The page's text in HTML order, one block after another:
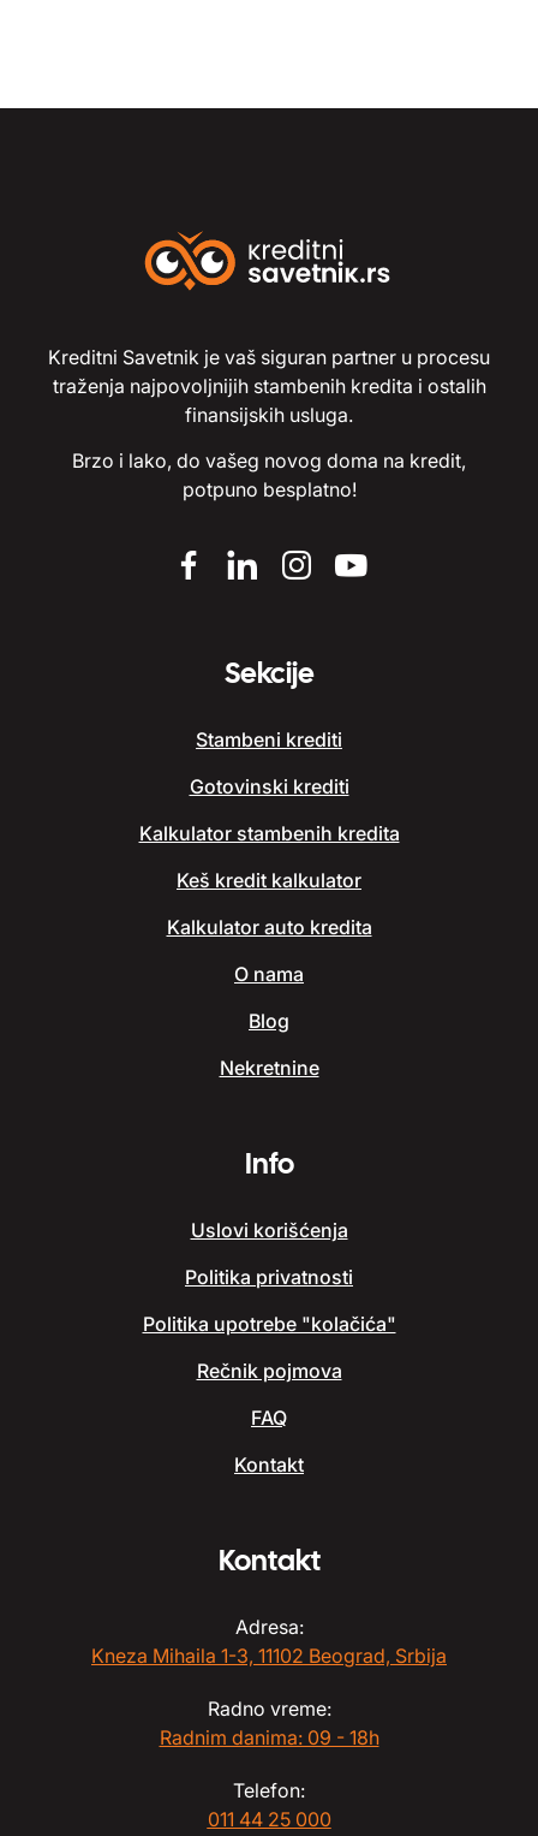
Kreditni Savetnik je vaš siguran partner u procesu
traženja najpovoljnijih stambenih kredita i ostalih
finansijskih usluga.
Brzo i lako, do vašeg novog doma na kredit,
potpuno besplatno!
Sekcije
Stambeni krediti
Gotovinski krediti
Kalkulator stambenih kredita
Keš kredit kalkulator
Kalkulator auto kredita
O nama
Blog
Nekretnine
Info
Uslovi korišćenja
Politika privatnosti
Politika upotrebe "kolačića"
Rečnik pojmova
FAQ
Kontakt
Kontakt
Adresa:
Kneza Mihaila 1-3, 11102 Beograd, Srbija
Radno vreme:
Radnim danima: 09 - 18h
Telefon:
011 44 25 000